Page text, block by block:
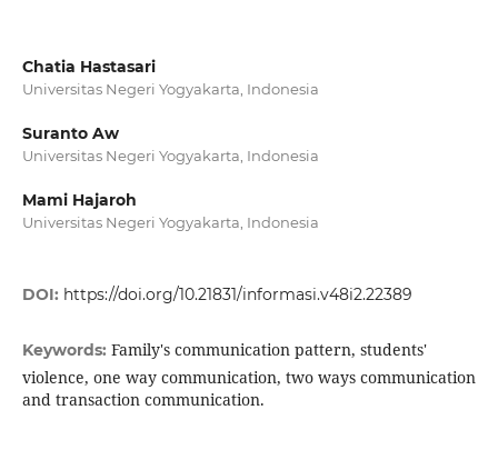
Chatia Hastasari
Universitas Negeri Yogyakarta, Indonesia
Suranto Aw
Universitas Negeri Yogyakarta, Indonesia
Mami Hajaroh
Universitas Negeri Yogyakarta, Indonesia
DOI: https://doi.org/10.21831/informasi.v48i2.22389
Keywords: Family's communication pattern, students'
violence, one way communication, two ways communication
and transaction communication.